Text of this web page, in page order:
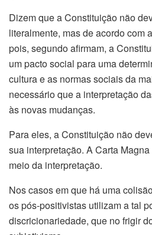
Dizem que a Constituição não
literalmente, mas de acordo com
pois, segundo afirmam, a
um pacto social para uma
cultura e as normas sociais da
necessário que a interpretação
às novas mudanças.
Para eles, a Constituição não
sua interpretação. A Carta
meio da interpretação.
Nos casos em que há uma
os pós-positivistas utilizam a tal
discricionariedade, que no frigir